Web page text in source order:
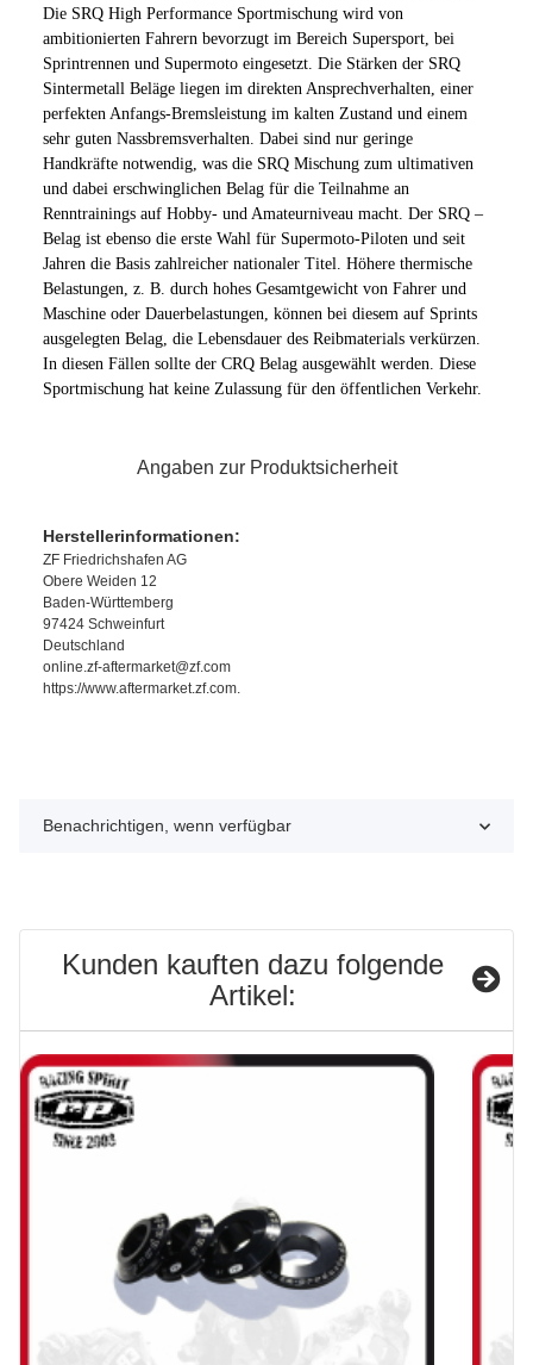
Die SRQ High Performance Sportmischung wird von
ambitionierten Fahrern bevorzugt im Bereich Supersport, bei
Sprintrennen und Supermoto eingesetzt. Die Stärken der SRQ
Sintermetall Beläge liegen im direkten Ansprechverhalten, einer
perfekten Anfangs-Bremsleistung im kalten Zustand und einem
sehr guten Nassbremsverhalten. Dabei sind nur geringe
Handkräfte notwendig, was die SRQ Mischung zum ultimativen
und dabei erschwinglichen Belag für die Teilnahme an
Renntrainings auf Hobby- und Amateurniveau macht. Der SRQ –
Belag ist ebenso die erste Wahl für Supermoto-Piloten und seit
Jahren die Basis zahlreicher nationaler Titel. Höhere thermische
Belastungen, z. B. durch hohes Gesamtgewicht von Fahrer und
Maschine oder Dauerbelastungen, können bei diesem auf Sprints
ausgelegten Belag, die Lebensdauer des Reibmaterials verkürzen.
In diesen Fällen sollte der CRQ Belag ausgewählt werden. Diese
Sportmischung hat keine Zulassung für den öffentlichen Verkehr.
Angaben zur Produktsicherheit
Herstellerinformationen:
ZF Friedrichshafen AG
Obere Weiden 12
Baden-Württemberg
97424 Schweinfurt
Deutschland
online.zf-aftermarket@zf.com
https://www.aftermarket.zf.com.
Benachrichtigen, wenn verfügbar
Kunden kauften dazu folgende
Artikel: